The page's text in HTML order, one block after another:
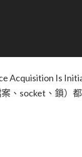
Acquisition Is
、socket、鎖）